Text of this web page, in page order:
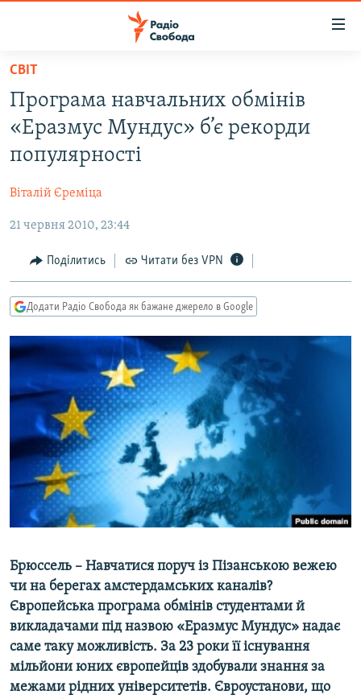
Перейти
основного
матеріалу
Перейти
до
основної
Перейти
пошуку
ВСЕ ЗА ДОБУ
СТАТТІ
ЕКОНОМІКА
СУСПІЛЬСТВО
КУЛЬТУРА
УКРАЇНА
СВІТ
РОСІЙСЬКА «ФІЛЬТРАЦІЯ»
ДОНБАС.РЕАЛІЇ
КРИМ.РЕАЛІЇ
СХЕМИ
КИТАЙ.ВИКЛИКИ
МУЛЬТИМЕДІА
ФОТО
СПЕЦПРОЄКТИ
ПОДКАСТИ
КРИМ РЕАЛІЇ
РУС
УКР
КТАТ
ДОЛУЧАЙСЯ!
СВІТ
Програма навчальних обмінів
«Еразмус Мундус» б’є рекорди
популярності
Віталій Єреміца
21 червня 2010, 23:44
Поділитись Читати без VPN
Додати Радіо Свобода як бажане джерело в Google
Брюссель – Навчатися поруч із Пізанською вежею
чи на берегах амстердамських каналів?
Європейська програма обмінів студентами й
викладачами під назвою «Еразмус Мундус» надає
саме таку можливість. За 23 роки її існування
мільйони юних європейців здобували знання за
межами рідних університетів. Євроустанови, що